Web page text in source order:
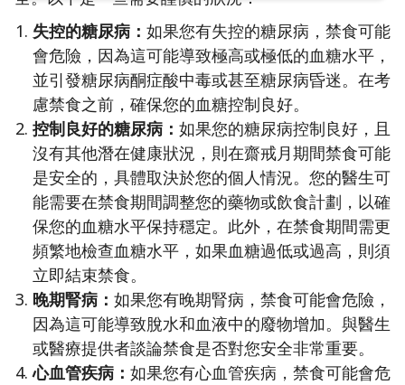
失控的糖尿病： 如果您有失控的糖尿病，禁食可能
會危險，因為這可能導致極高或極低的血糖水平，
並引發糖尿病酮症酸中毒或甚至糖尿病昏迷。在考
慮禁食之前，確保您的血糖控制良好。
控制良好的糖尿病： 如果您的糖尿病控制良好，且
沒有其他潛在健康狀況，則在齋戒月期間禁食可能
是安全的，具體取決於您的個人情況。您的醫生可
能需要在禁食期間調整您的藥物或飲食計劃，以確
保您的血糖水平保持穩定。此外，在禁食期間需更
頻繁地檢查血糖水平，如果血糖過低或過高，則須
立即結束禁食。
晚期腎病： 如果您有晚期腎病，禁食可能會危險，
因為這可能導致脫水和血液中的廢物增加。與醫生
或醫療提供者談論禁食是否對您安全非常重要。
心血管疾病： 如果您有心血管疾病，禁食可能會危